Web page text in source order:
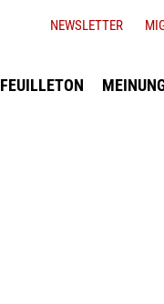
FEUILLETON
NEWSLETTER